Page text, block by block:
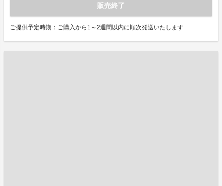
販売終了
ご提供予定時期：ご購入から1～2週間以内に順次発送いたします